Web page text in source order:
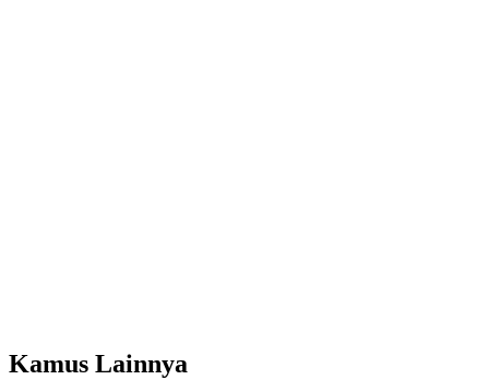
Kamus Lainnya